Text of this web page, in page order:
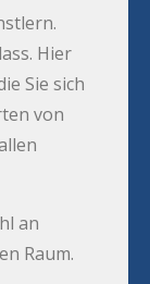
Hier
Sie sich
von
an
Raum.